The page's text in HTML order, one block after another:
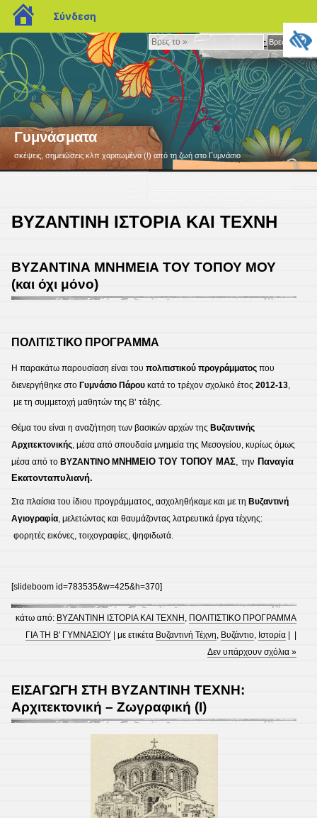
Βρες
το
»
Βρες το »
Γυμνάσματα
σκέψεις, σημειώσεις κλπ χαριτωμένα (!) από τη ζωή στο Γυμνάσιο
ΒΥΖΑΝΤΙΝΗ ΙΣΤΟΡΙΑ ΚΑΙ ΤΕΧΝΗ
ΒΥΖΑΝΤΙΝΑ ΜΝΗΜΕΙΑ ΤΟΥ ΤΟΠΟΥ ΜΟΥ
(και όχι μόνο)
ΠΟΛΙΤΙΣΤΙΚΟ ΠΡΟΓΡΑΜΜΑ
Η παρακάτω παρουσίαση είναι του πολιτιστικού προγράμματος που
διενεργήθηκε στο Γυμνάσιο Πάρου κατά το τρέχον σχολικό έτος 2012-13,
με τη συμμετοχή μαθητών της Β’ τάξης.
Θέμα του είναι η αναζήτηση των βασικών αρχών της Βυζαντινής
Αρχιτεκτονικής, μέσα από σπουδαία μνημεία της Μεσογείου, κυρίως όμως
μέσα από το ΒΥΖΑΝΤΙΝΟ Μ Ν ΗΜΕΙΟ ΤΟΥ ΤΟΠΟΥ ΜΑΣ, την Παναγία
Εκατονταπυλιανή.
Στα πλαίσια του ίδιου προγράμματος, ασχοληθήκαμε και με τη Βυζαντινή
Αγιογραφία, μελετώντας και θαυμάζοντας λατρευτικά έργα τέχνης:
φορητές εικόνες, τοιχογραφίες, ψηφιδωτά.
[slideboom id=783535&w=425&h=370]
κάτω από: ΒΥΖΑΝΤΙΝΗ ΙΣΤΟΡΙΑ ΚΑΙ ΤΕΧΝΗ , ΠΟΛΙΤΙΣΤΙΚΟ ΠΡΟΓΡΑΜΜΑ
ΓΙΑ ΤΗ Β' ΓΥΜΝΑΣΙΟΥ | με ετικέτα Βυζαντινή Τέχνη, Βυζάντιο, Ιστορία
Δεν υπάρχουν σχόλια »
ΕΙΣΑΓΩΓΗ ΣΤΗ ΒΥΖΑΝΤΙΝΗ ΤΕΧΝΗ:
Αρχιτεκτονική – Ζωγραφική (Ι)
blogs.sch.gr
Σύνδεση